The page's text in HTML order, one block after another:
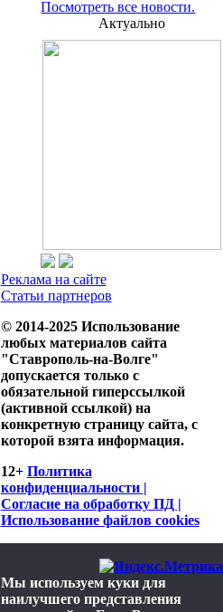
Посмотреть все новости.
Актуально
Реклама на сайте
Статьи партнеров
© 2014-2025 Использование
любых материалов сайта
"Ставрополь-на-Волге"
допускается только с
обязательной гиперссылкой
(активной ссылкой) на
конкретную страницу сайта, с
которой взята информация.
12+ Политика
конфиденциальности |
Согласие на обработку ПД |
Использование файлов cookies
Мы используем куки для
наилучшего представления